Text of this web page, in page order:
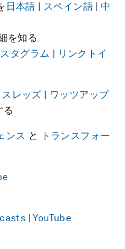
日本語 スペイン語 |中
を知る
タグラム
リンクトイ
スレッズ
ワッツアップ
る
ンス と
トランスフォー
|YouTube